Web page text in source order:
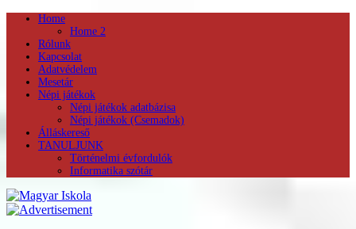
Home
Home 2
Rólunk
Kapcsolat
Adatvédelem
Mesetár
Népi játékok
Népi játékok adatbázisa
Népi játékok (Csemadok)
Álláskereső
TANULJUNK
Történelmi évfordulók
Informatika szótár